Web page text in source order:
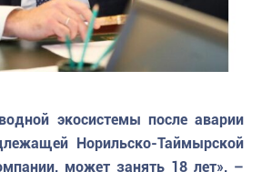
экосистемы после аварии
Норильско-Таймырской
может занять 18 лет», –